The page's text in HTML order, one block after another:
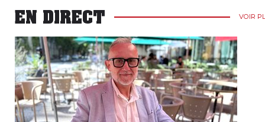
EN DIRECT VOIR